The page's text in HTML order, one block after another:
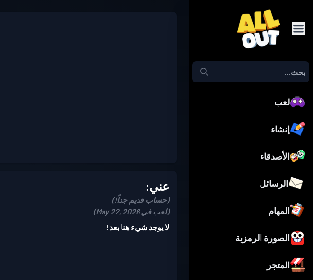
لعب
إنشاء
الأصدقاء
الرسائل
المهام
الصورة الرمزية
المتجر
عني:
(حساب قديم جداً!)
(لعب في May 22, 2026)
لا يوجد شيء هنا بعد!